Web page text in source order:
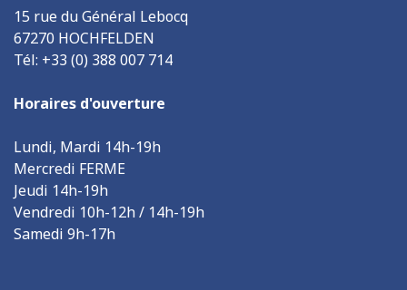
15 rue du Général Lebocq
67270 HOCHFELDEN
Tél: +33 (0) 388 007 714
Horaires d'ouverture
Lundi, Mardi 14h-19h
Mercredi FERME
Jeudi 14h-19h
Vendredi 10h-12h / 14h-19h
Samedi 9h-17h